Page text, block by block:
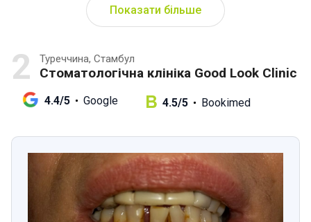
Показати більше
2 Туреччина, Стамбул
Стоматологічна клініка Good Look Clinic
4.4/5 Google 4.5/5 Bookimed